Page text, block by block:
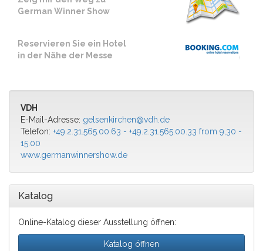
German Winner Show
Reservieren Sie ein Hotel
in der Nähe der Messe
VDH
E-Mail-Adresse: gelsenkirchen@vdh.de
Telefon: +49.2.31.565.00.63 - +49.2.31.565.00.33 from 9,30 -
15.00
www.germanwinnershow.de
Katalog
Online-Katalog dieser Ausstellung öffnen:
Katalog öffnen